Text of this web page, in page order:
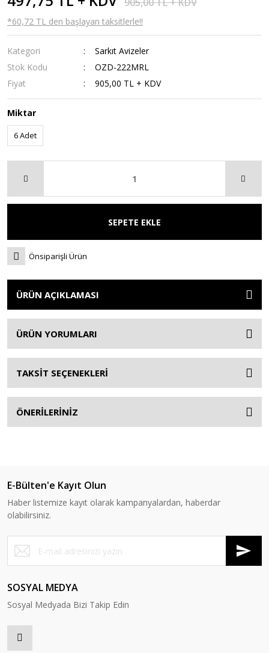
*60,72 TL den başlayan taksitlerle!!
Kategori
Sarkıt Avizeler
Stok Kodu
OZD-222MRL
Fiyat
905,00 TL + KDV
Miktar
6 Adet
SEPETE EKLE
Önsiparişli Ürün
ÜRÜN AÇIKLAMASI
ÜRÜN YORUMLARI
TAKSİT SEÇENEKLERİ
ÖNERİLERİNİZ
E-Bülten'e Kayıt Olun
Haber listemize kayıt olarak kampanyalardan, haberdar
olabilirsiniz.
SOSYAL MEDYA
Sosyal Medyada Bizi Takip Edin